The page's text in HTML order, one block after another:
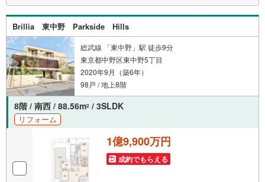
＝＝＝＝＝＝＝＝＝＝＝＝＝＝＝＝＝＝＝＝＝＝＝＝＝＝＝＝＝＝＝＝＝
【営業時間 10:00-20:00】定休日:なし
上記時間はお電話が繋がりやすくなっております。ぜひお気軽にご連絡下
さい！
現地を見学される場合は「室内・現地を見学する（無料）」ボタンより
ご希望の日時をご記入いただけますとスムーズにご案内が可能です。
＝＝＝＝＝＝＝＝＝＝＝＝＝＝＝＝＝＝＝＝＝＝＝＝＝＝＝＝＝＝＝＝＝
ー創立1985年のベストセレクトー
【オススメPOINT】
■専有面積:40.2平米の2K
■総戸数25戸で管理体制良好
■リフォーム施工済みの綺麗なお住まい
■キッチンスペースと洋室2部屋
■南側に窓があり東向きの開放感溢れるお住まい
■利便性と自然を兼ね備えた嬉しい住環境
■丸ノ内線「中野新橋」駅徒歩5分の便利な立地
Brillia 東中野 Parkside Hills
総武線 「東中野」駅 徒歩9分
東京都中野区東中野5丁目
2020年9月（築6年）
98戸 / 地上8階
8階 / 南西 / 88.56m2 / 3SLDK
リフォーム
1億9,900万円
成約でもらえる